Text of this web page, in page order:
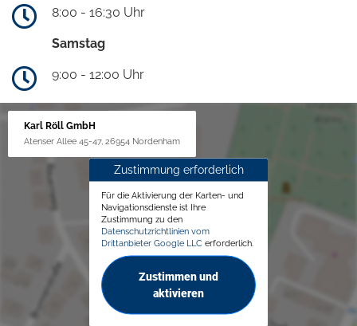
8:00 - 16:30 Uhr
Samstag
9:00 - 12:00 Uhr
Karl Röll GmbH
Atenser Allee 45-47, 26954 Nordenham
Zustimmung erforderlich
Für die Aktivierung der Karten- und
Navigationsdienste ist Ihre
Zustimmung zu den
Datenschutzrichtlinien vom
Drittanbieter Google LLC erforderlich.
Zustimmen und
aktivieren